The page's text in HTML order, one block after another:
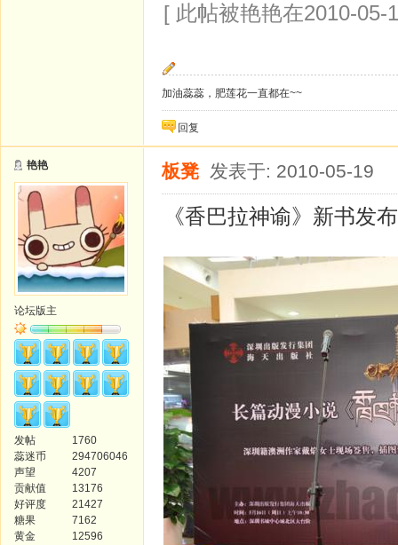
[ 此帖被艳艳在2010-05-
加油蕊蕊，肥莲花一直都在~~
回复
艳艳
论坛版主
发帖
1760
蕊迷币
294706046
声望
4207
贡献值
13176
好评度
21427
糖果
7162
黄金
12596
板凳 发表于: 2010-05-19
《香巴拉神谕》新书发